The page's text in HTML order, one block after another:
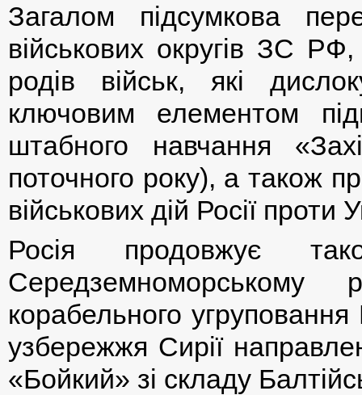
Загалом підсумкова
військових округів ЗС
родів військ, які
ключовим елементом
штабного навчання
поточного року), а також
військових дій Росії проти
Росія продовжує
корабельного
узбережжя Сирії
«Бойкий» зі складу